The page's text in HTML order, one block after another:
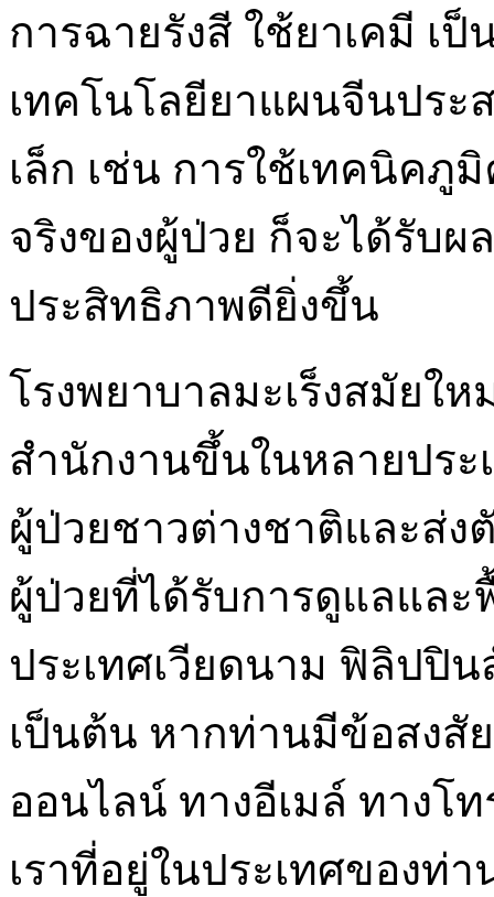
การฉายรังสี ใช้ยาเคมี เ
เทคโนโลยียาแผนจีนปร
เล็ก เช่น การใช้เทคนิค
จริงของผู้ป่วย ก็จะได้รับ
ประสิทธิภาพดียิ่งขึ้น
โรงพยาบาลมะเร็งสมัยใ
สำนักงานขึ้นในหลายปร
ผู้ป่วยชาวต่างชาติและส่ง
ผู้ป่วยที่ได้รับการดูแลและ
ประเทศเวียดนาม ฟิลิปปิ
เป็นต้น หากท่านมีข้อสงสั
ออนไลน์ ทางอีเมล์ ทางโ
เราที่อยู่ในประเทศของท่